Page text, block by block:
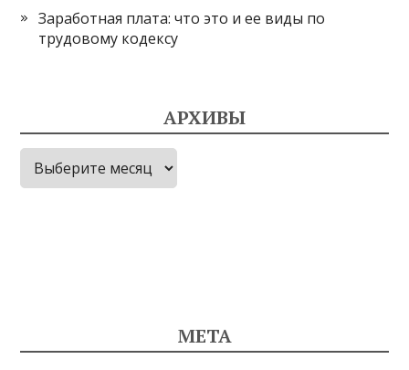
Заработная плата: что это и ее виды по
трудовому кодексу
АРХИВЫ
Архивы
МЕТА